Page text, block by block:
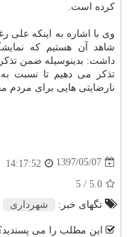
كرده است.
وی با اشاره به اینكه
شاهد آن هستیم كه
داشت: بدینوسیله ضمن
تذكر می دهیم تا نسبت
نارضایتی هایی برای مردم
1397/05/07
14:17:52
5.0
/ 5
تگهای خبر:
شهرداری
این مطلب را می